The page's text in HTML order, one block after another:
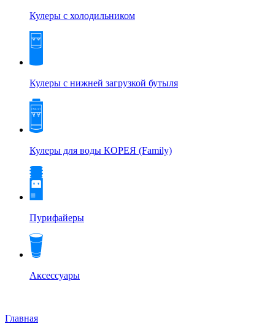
Кулеры с холодильником
Кулеры с нижней загрузкой бутыля
Кулеры для воды КОРЕЯ (Family)
Пурифайеры
Аксессуары
Главная